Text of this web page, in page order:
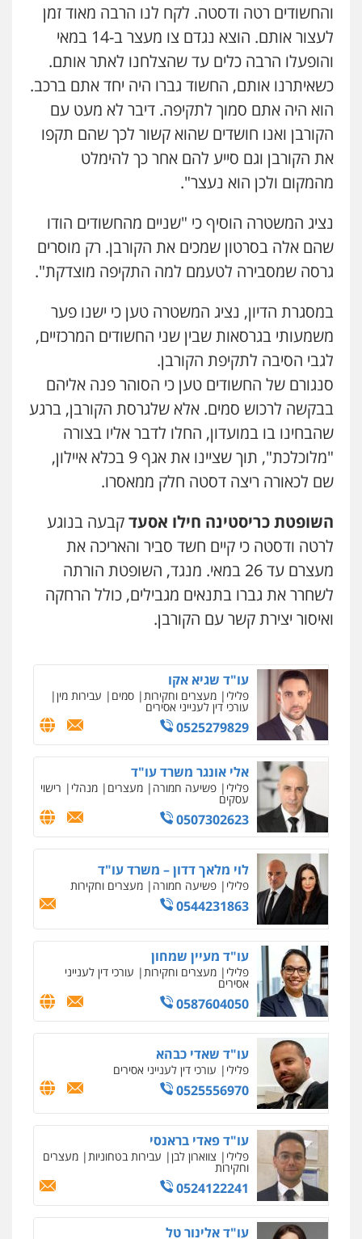
עו"ד אלון קריטי
אלימות
0525544654
עו"ד דפנה לביא
משפחה גישור
0507206063
עו"ד זוהר ארבל
קטינים
0538788878
עו"ד אסף דוק
חמורה חקירות ומעצרים צווארון לבן והונאה
0526885006
והחשודים רטה ודסטה. לקח לנו הרבה מאוד זמן
לעצור אותם. הוצא נגדם צו מעצר ב-14 במאי
והופעלו הרבה כלים עד שהצלחנו לאתר אותם.
כשאיתרנו אותם, החשוד גברו היה יחד אתם ברכב.
הוא היה אתם סמוך לתקיפה. דיבר לא מעט עם
הקורבן ואנו חושדים שהוא קשור לכך שהם תקפו
את הקורבן וגם סייע להם אחר כך להימלט
מהמקום ולכן הוא נעצר".
נציג המשטרה הוסיף כי "שניים מהחשודים הודו
שהם אלה בסרטון שמכים את הקורבן. רק מוסרים
גרסה שמסבירה לטעמם למה התקיפה מוצדקת".
במסגרת הדיון, נציג המשטרה טען כי ישנו פער
משמעותי בגרסאות שבין שני החשודים המרכזיים,
לגבי הסיבה לתקיפת הקורבן.
סנגורם של החשודים טען כי הסוהר פנה אליהם
בבקשה לרכוש סמים. אלא שלגרסת הקורבן, ברגע
שהבחינו בו במועדון, החלו לדבר אליו בצורה
"מלוכלכת", תוך שציינו את אגף 9 בכלא איילון,
שם לכאורה ריצה דסטה חלק ממאסרו.
השופטת כריסטינה חילו אסעדקבעה בנוגע
לרטה ודסטה כי קיים חשד סביר והאריכה את
מעצרם עד 26 במאי. מנגד, השופטת הורתה
לשחרר את גברו בתנאים מגבילים, כולל הרחקה
ואיסור יצירת קשר עם הקורבן.
עו"ד בועז קניג
פלילי משפחה כלכלי צבאי
0507003001
מנשה, אלמוג – עורכי דין
פלילי עבירות תנועה צווארון לבן תעבורה
עורכי דין לענייני אסירים מעצרים וחקירות
0546470989
עו"ד אבי כהן
פשיעה חמורה
סמים עבירות מין
0523647066
ויקי שמואל – משרד עו"ד
פלילי משפט פלילי
0528959600
קורל קרוז – עורך דין פלילי
משפט פלילי
0545437431
פשיעה חמורה
ומעצרים
0508824984
עו"ד תומר בנישתי
פלילי מעצרים וחקירות צווארון לבן פשיעה
חמורה
0546657865
עו"ד שגיא אקו
פלילי מעצרים וחקירות סמים עבירות מין
עורכי דין לענייני אסירים
0525279829
אלי אונגר משרד עו"ד
פלילי פשיעה חמורה מעצרים מנהלי רישוי
עסקים
0507302623
לוי מלאך דדון – משרד עו"ד
פלילי פשיעה חמורה מעצרים וחקירות
0544231863
עו"ד מעיין שמחון
פלילי מעצרים וחקירות עורכי דין לענייני
אסירים
0587604050
עו"ד שאדי כבהא
פלילי עורכי דין לענייני אסירים
0525556970
עו"ד פאדי בראנסי
פלילי צווארון לבן עבירות בטחוניות מעצרים
וחקירות
0524122241
עו"ד אלינור טל